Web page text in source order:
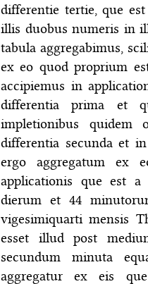
differentie tertie, que
illis duobus numeris in
tabula aggregabimus,
ex eo quod proprium
accipiemus in
differentia prima et
impletionibus quidem
differentia secunda et
ergo aggregatum ex
applicationis que est
dierum et 44
vigesimiquarti mensis
esset illud post
secundum minuta
aggregatur ex eis